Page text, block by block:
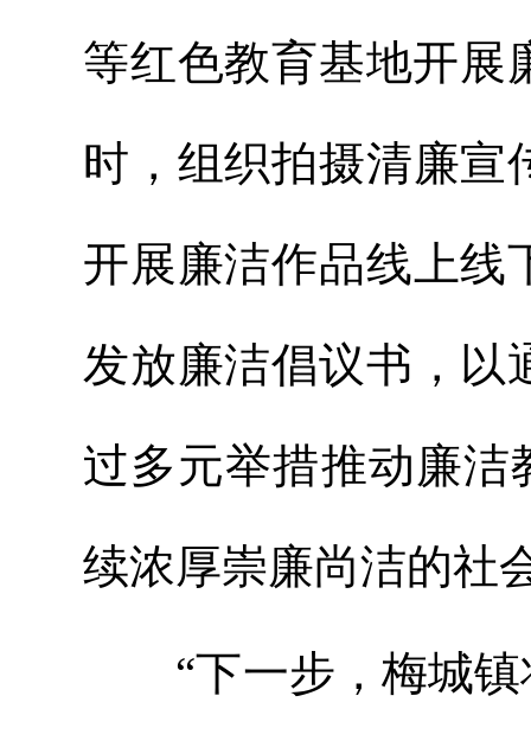
等红色教育基地开展
时，组织拍摄清廉宣
开展廉洁作品线上线
发放廉洁倡议书，以
过多元举措推动廉洁
续浓厚崇廉尚洁的社
“下一步，梅城镇